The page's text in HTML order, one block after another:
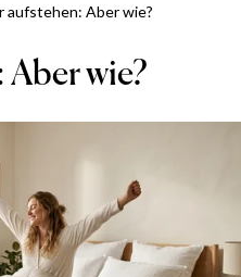
aufstehen: Aber wie?
Aber wie?